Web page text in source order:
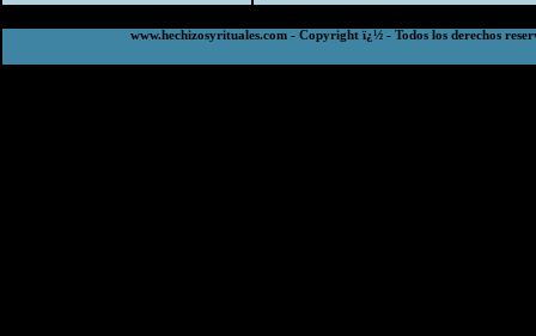
www.hechizosyrituales.com - Copyright ï¿½ - Todos los derechos